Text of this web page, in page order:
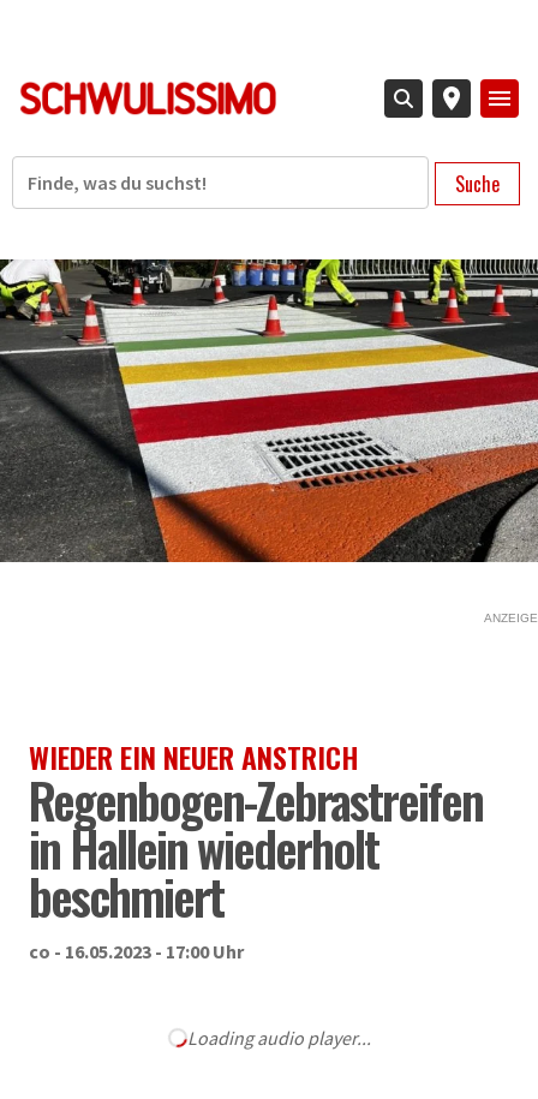
Suche
ANZEIGE
WIEDER EIN NEUER ANSTRICH
Regenbogen-Zebrastreifen
in Hallein wiederholt
beschmiert
co - 16.05.2023 - 17:00 Uhr
Loading audio player...